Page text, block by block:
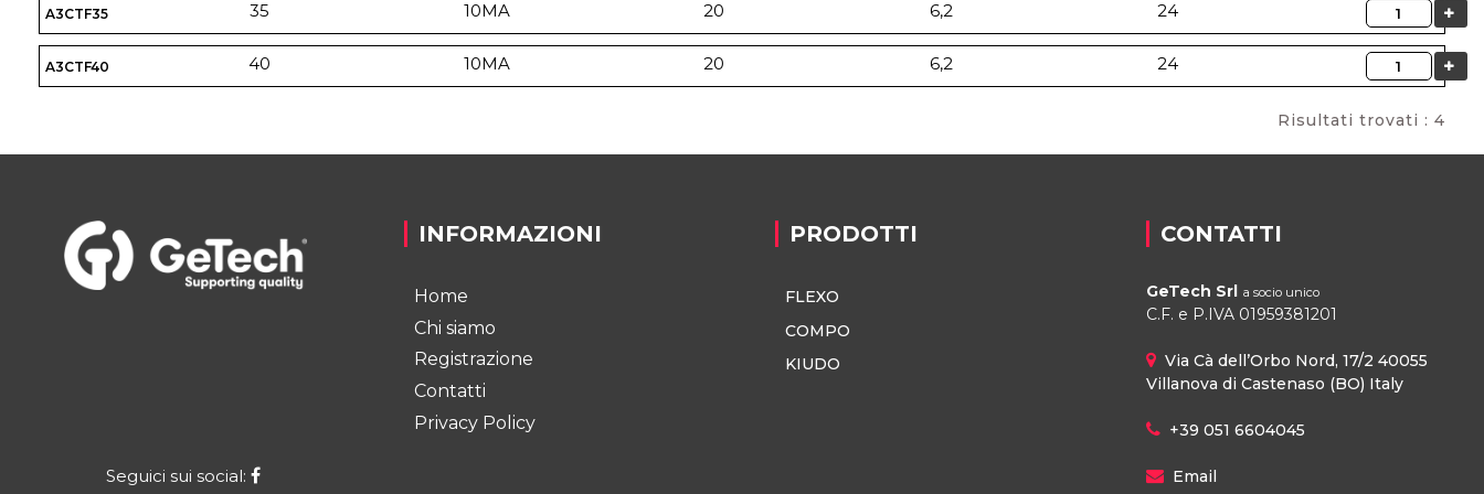
A3CTF35 35 10MA 20 6,2 24 Quantità
A3CTF40 40 10MA 20 6,2 24 Quantità
Risultati trovati : 4
Seguici sui social:
INFORMAZIONI
Home
Chi siamo
Registrazione
Contatti
Privacy Policy
PRODOTTI
FLEXO
COMPO
KIUDO
CONTATTI
GeTech Srl a socio unico
C.F. e P.IVA 01959381201
Via Cà dell’Orbo Nord, 17/2 40055
Villanova di Castenaso (BO) Italy
+39 051 6604045
Email